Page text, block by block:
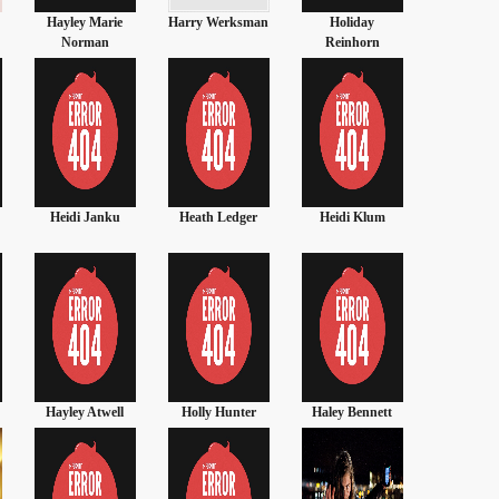
Harry Werksman
Holiday
Helga Anders
Heath Ledger Heidi Klum
Hayden
Holly Hunter Haley Bennett Hulk Hogan